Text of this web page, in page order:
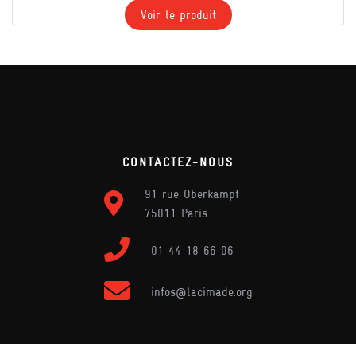
Voir le produit
CONTACTEZ-NOUS
91 rue Oberkampf
75011 Paris
01 44 18 66 06
infos@lacimade.org